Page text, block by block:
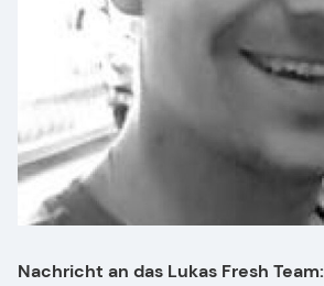
Nachricht an das Lukas Fresh Team: